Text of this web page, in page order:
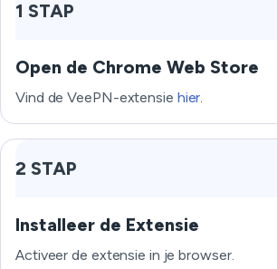
1 STAP
Open de Chrome Web Store
Vind de VeePN-extensie hier.
2 STAP
Installeer de Extensie
Activeer de extensie in je browser.